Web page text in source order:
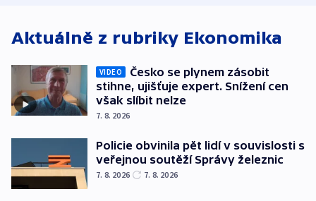
Aktuálně z rubriky Ekonomika
VIDEO
Česko se plynem zásobit
stihne, ujišťuje expert. Snížení cen
však slíbit nelze
7. 8. 2026
Policie obvinila pět lidí v souvislosti s
veřejnou soutěží Správy železnic
7. 8. 2026 7. 8. 2026